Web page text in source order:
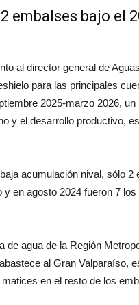
embalses bajo el
al director general de
para las principales
2025-marzo 2026,
y el desarrollo productivo,
acumulación nival, sólo
en agosto 2024 fueron 7
agua de la Región
al Gran Valparaíso,
en el resto de los